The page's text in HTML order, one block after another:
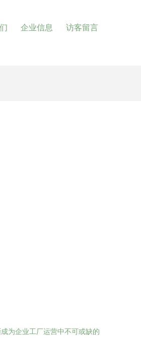
企业信息 访客留言
为企业工厂运营中不可或缺的